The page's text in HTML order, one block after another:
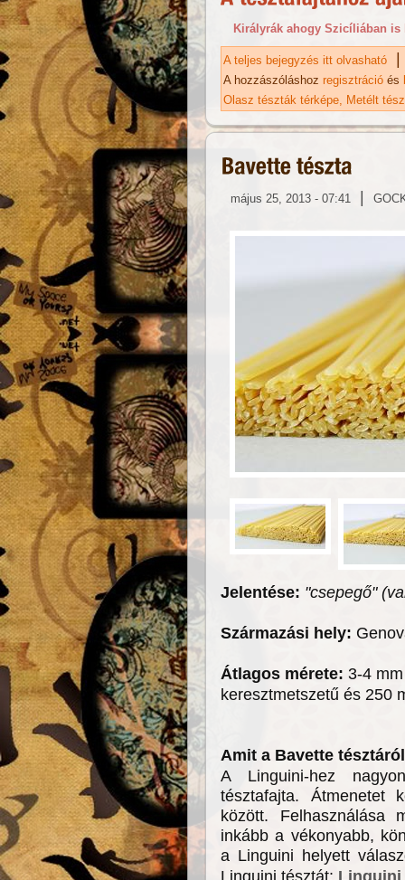
Királyrák ahogy Szicíliában is
A teljes bejegyzés itt olvasható |
A hozzászóláshoz regisztráció és
Olasz tészták térképe
Metélt
május 25, 2013 - 07:41 |
Jelentése: "csepegő"
Származási hely:
Átlagos mérete: 3-4
keresztmetszetű és 250
Amit a Bavette
A Linguini-hez
tésztafajta. Átmenetet
között. Felhasználása
inkább a vékonyabb,
a Linguini helyett
Linguini tésztát: Linguini